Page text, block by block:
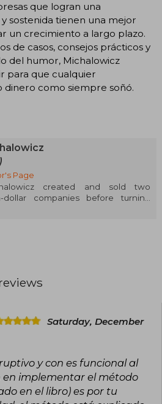
que logran una
sostenida tienen una mejor
un crecimiento a largo plazo.
de casos, consejos prácticos y
del humor, Michalowicz
para que cualquier
como siempre soñó.
Page
created and sold two
dollar companies before turning
he is the co-founder of Profit
at events organized by EO,
Paper Entrepreneur. His columns
Entrepreneur, OPEN Forum, and
Review, among others.
Saturday, December
y con es funcional al
en implementar el método
en el libro) es por tu